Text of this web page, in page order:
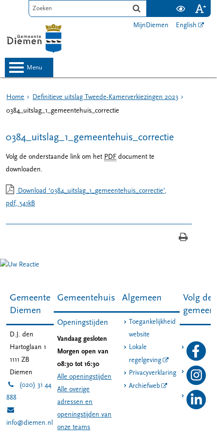
MijnDiemen English
menu
Home
Definitieve uitslag Tweede-Kamerverkiezingen 2023
0384_uitslag_1_gemeentehuis_correctie
0384_uitslag_1_gemeentehuis_correctie
Volg de onderstaande link om hetPDF document te
downloaden.
Download ‘0384_uitslag_1_gemeentehuis_correctie’,
pdf, 541kB
Gemeente
Diemen
D.J. den
Hartoglaan 1
1111 ZB
Diemen
(020) 31 44
888
info@diemen.nl
Gemeentehuis
Openingstijden
Vandaag gesloten
Morgen open van
08:30 tot 16:30
Alle openingstijden
Alle overige
adressen en
openingstijden van
onze teams
Algemeen
Toegankelijkheid
website
Lokale
regelgeving
Privacyverklaring
Archiefweb
Volg de